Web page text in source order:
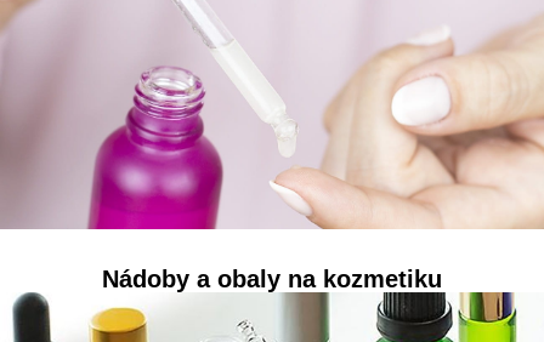
Nádoby a obaly na kozmetiku